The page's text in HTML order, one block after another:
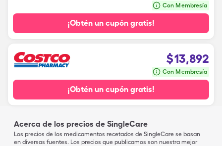
Con Membresía
¡Obtén un cupón gratis!
$13,892
Con Membresía
¡Obtén un cupón gratis!
Acerca de los precios de SingleCare
Los precios de los medicamentos recetados de SingleCare se basan
en diversas fuentes. Los precios que publicamos son nuestra mejor